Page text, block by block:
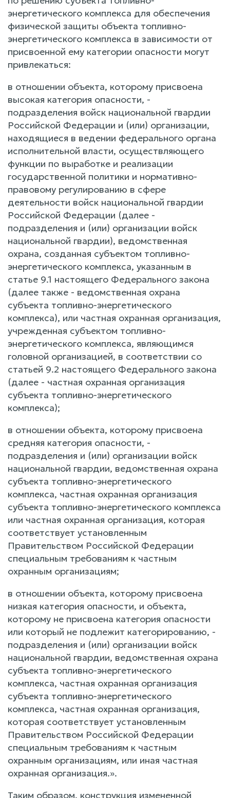
энергетического комплекса для обеспечения
физической защиты объекта топливно-
энергетического комплекса в зависимости от
присвоенной ему категории опасности могут
привлекаться:
в отношении объекта, которому присвоена
высокая категория опасности, -
подразделения войск национальной гвардии
Российской Федерации и (или) организации,
находящиеся в ведении федерального органа
исполнительной власти, осуществляющего
функции по выработке и реализации
государственной политики и нормативно-
правовому регулированию в сфере
деятельности войск национальной гвардии
Российской Федерации (далее -
подразделения и (или) организации войск
национальной гвардии), ведомственная
охрана, созданная субъектом топливно-
энергетического комплекса, указанным в
статье 9.1 настоящего Федерального закона
(далее также - ведомственная охрана
субъекта топливно-энергетического
комплекса), или частная охранная организация,
учрежденная субъектом топливно-
энергетического комплекса, являющимся
головной организацией, в соответствии со
статьей 9.2 настоящего Федерального закона
(далее - частная охранная организация
субъекта топливно-энергетического
комплекса);
в отношении объекта, которому присвоена
средняя категория опасности, -
подразделения и (или) организации войск
национальной гвардии, ведомственная охрана
субъекта топливно-энергетического
комплекса, частная охранная организация
субъекта топливно-энергетического комплекса
или частная охранная организация, которая
соответствует установленным
Правительством Российской Федерации
специальным требованиям к частным
охранным организациям;
в отношении объекта, которому присвоена
низкая категория опасности, и объекта,
которому не присвоена категория опасности
или который не подлежит категорированию, -
подразделения и (или) организации войск
национальной гвардии, ведомственная охрана
субъекта топливно-энергетического
комплекса, частная охранная организация
субъекта топливно-энергетического
комплекса, частная охранная организация,
которая соответствует установленным
Правительством Российской Федерации
специальным требованиям к частным
охранным организациям, или иная частная
охранная организация.».
Таким образом, конструкция измененной